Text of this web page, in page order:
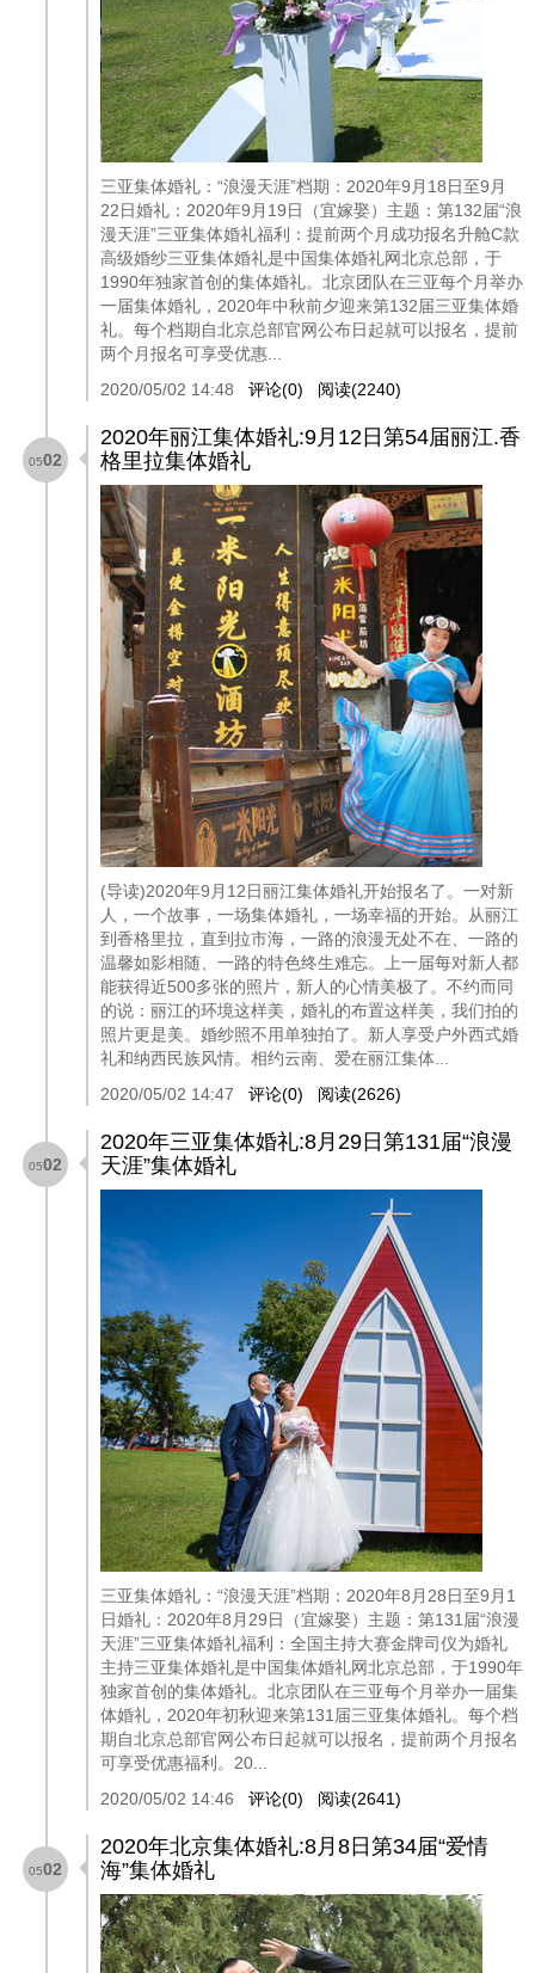
三亚集体婚礼：“浪漫天涯”档期：2020年9月18日至9月
22日婚礼：2020年9月19日（宜嫁娶）主题：第132届“浪
漫天涯”三亚集体婚礼福利：提前两个月成功报名升舱C款
高级婚纱三亚集体婚礼是中国集体婚礼网北京总部，于
1990年独家首创的集体婚礼。北京团队在三亚每个月举办
一届集体婚礼，2020年中秋前夕迎来第132届三亚集体婚
礼。每个档期自北京总部官网公布日起就可以报名，提前
两个月报名可享受优惠...
2020/05/02 14:48 评论(0) 阅读(2240)
0502
2020年丽江集体婚礼:9月12日第54届丽江.香
格里拉集体婚礼
(导读)2020年9月12日丽江集体婚礼开始报名了。一对新
人，一个故事，一场集体婚礼，一场幸福的开始。从丽江
到香格里拉，直到拉市海，一路的浪漫无处不在、一路的
温馨如影相随、一路的特色终生难忘。上一届每对新人都
能获得近500多张的照片，新人的心情美极了。不约而同
的说：丽江的环境这样美，婚礼的布置这样美，我们拍的
照片更是美。婚纱照不用单独拍了。新人享受户外西式婚
礼和纳西民族风情。相约云南、爱在丽江集体...
2020/05/02 14:47 评论(0) 阅读(2626)
0502
2020年三亚集体婚礼:8月29日第131届“浪漫
天涯”集体婚礼
三亚集体婚礼：“浪漫天涯”档期：2020年8月28日至9月1
日婚礼：2020年8月29日（宜嫁娶）主题：第131届“浪漫
天涯”三亚集体婚礼福利：全国主持大赛金牌司仪为婚礼
主持三亚集体婚礼是中国集体婚礼网北京总部，于1990年
独家首创的集体婚礼。北京团队在三亚每个月举办一届集
体婚礼，2020年初秋迎来第131届三亚集体婚礼。每个档
期自北京总部官网公布日起就可以报名，提前两个月报名
可享受优惠福利。20...
2020/05/02 14:46 评论(0) 阅读(2641)
0502
2020年北京集体婚礼:8月8日第34届“爱情
海”集体婚礼